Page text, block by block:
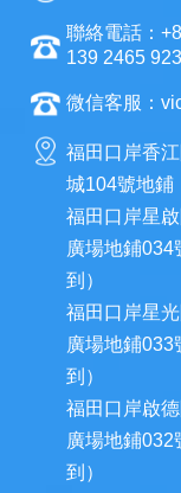
聯絡電話：
139 2465
微信客服：
福田口岸香
城104號地鋪
福田口岸星
廣場地鋪034
到）
福田口岸星
廣場地鋪033
到）
福田口岸啟
廣場地鋪032
到）